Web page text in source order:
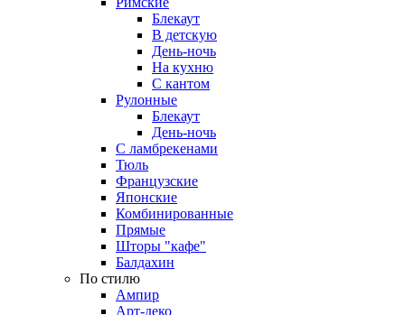
Блекаут
В детскую
День-ночь
На кухню
С кантом
Рулонные
Блекаут
День-ночь
С ламбрекенами
Тюль
Французские
Японские
Комбинированные
Прямые
Шторы "кафе"
Балдахин
По стилю
Ампир
Арт-деко